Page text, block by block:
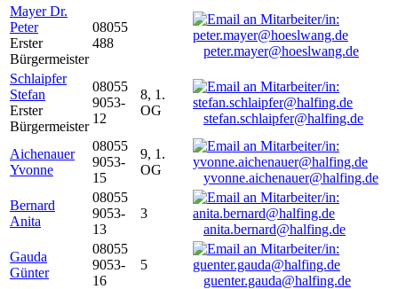
Mayer Dr.
Peter
Erster
Bürgermeister
08055
488
peter.mayer@hoeslwang.de
Schlaipfer
Stefan
Erster
Bürgermeister
08055
9053-
12
8, 1.
OG
stefan.schlaipfer@halfing.de
Aichenauer
Yvonne
08055
9053-
15
9, 1.
OG
yvonne.aichenauer@halfing.de
Bernard
Anita
08055
9053-
13
3
anita.bernard@halfing.de
Gauda
Günter
08055
9053-
16
5
guenter.gauda@halfing.de